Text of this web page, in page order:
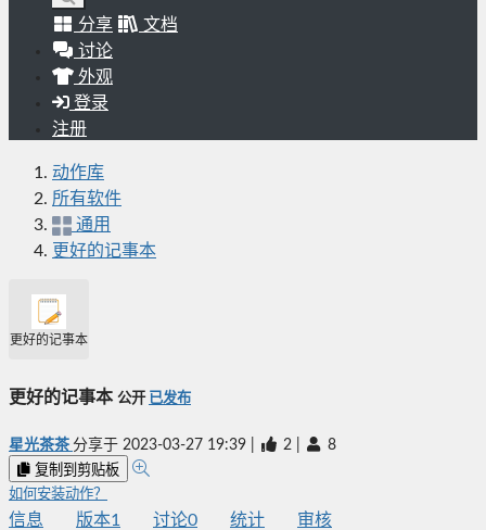
分享
文档
讨论
外观
登录
注册
动作库
所有软件
通用
更好的记事本
更好的记事本
更好的记事本 公开 已发布
星光茶茶 分享于 2023-03-27 19:39 2 8
复制到剪贴板
如何安装动作？
信息 版本1 讨论0 统计
审核